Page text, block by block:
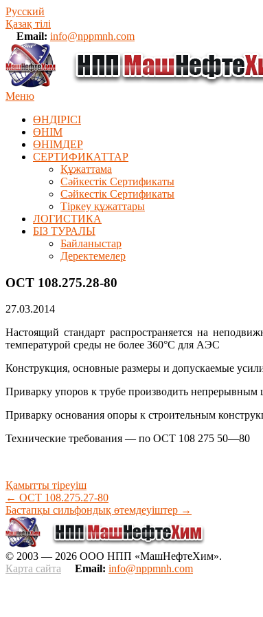
Русский
Қазақ тілі
Email: info@nppmnh.com
Меню
ӨНДІРІСІ
ӨНІМ
ӨHIМДЕР
СЕРТИФИКАТТАР
Құжаттама
Сәйкестік Сертификаты
Сәйкестік Сертификаты
Тіркеу құжаттары
ЛОГИСТИКА
БІЗ ТУРАЛЫ
Байланыстар
Деректемелер
ОСТ 108.275.28-80
27.03.2014
Настоящий стандарт распространяется на
температурой среды не более 360°С для АЭС
Конструкция, основные размеры и допускаемые
Приварку упоров к трубе производить
Приварку основания опоры к строительным
Технические требования — по ОСТ 108 275 50—80
Қамытты тіреуіш
← ОСТ 108.275.27-80
Бастапқы сильфондық өтемдеуіштер →
© 2003 — 2026 ООО НПП «МашНефтеХим».
Карта сайта
Email: info@nppmnh.com